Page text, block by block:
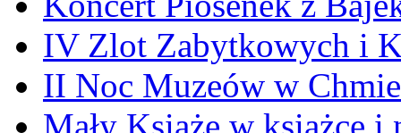
IV Zlot Zabytkowych i
II Noc Muzeów w
Mały Książe w książce i